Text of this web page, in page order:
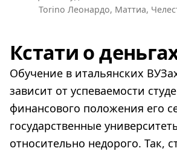
Torino Леонардо, Маттиа,
Кстати о
Обучение в итальянских
зависит от успеваемости
финансового положения его
государственные
относительно недорого. Так,